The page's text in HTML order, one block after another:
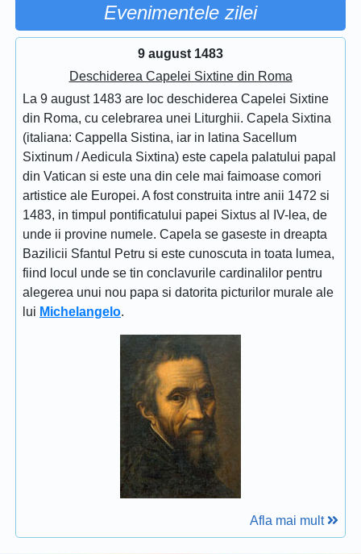
Evenimentele zilei
9 august 1483
Deschiderea Capelei Sixtine din Roma
La 9 august 1483 are loc deschiderea Capelei Sixtine
din Roma, cu celebrarea unei Liturghii. Capela Sixtina
(italiana: Cappella Sistina, iar in latina Sacellum
Sixtinum / Aedicula Sixtina) este capela palatului papal
din Vatican si este una din cele mai faimoase comori
artistice ale Europei. A fost construita intre anii 1472 si
1483, in timpul pontificatului papei Sixtus al IV-lea, de
unde ii provine numele. Capela se gaseste in dreapta
Bazilicii Sfantul Petru si este cunoscuta in toata lumea,
fiind locul unde se tin conclavurile cardinalilor pentru
alegerea unui nou papa si datorita picturilor murale ale
lui Michelangelo.
Afla mai mult